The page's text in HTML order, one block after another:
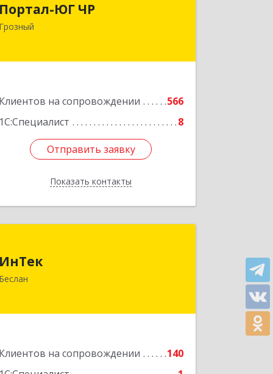
Портал-ЮГ ЧР
Грозный
Клиентов на сопровождении
566
1С:Специалист
8
Отправить заявку
Показать контакты
364906, Чеченская Респ, Грозный г,
Подробнее
Отправить заявку
Назад
ИнТек
Беслан
Клиентов на сопровождении
140